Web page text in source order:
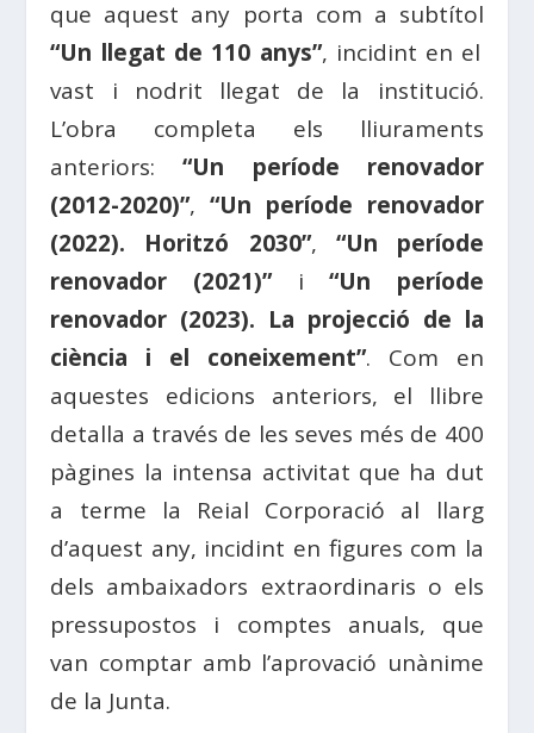
que aquest any porta com a subtítol
“Un llegat de 110 anys”, incidint en el
vast i nodrit llegat de la institució.
L’obra completa els lliuraments
anteriors:“Un període renovador
(2012-2020)”,“Un període renovador
(2022). Horitzó 2030”, “Un període
renovador (2021)”i“Un període
renovador (2023). La projecció de la
ciència i el coneixement”. Com en
aquestes edicions anteriors, el llibre
detalla a través de les seves més de 400
pàgines la intensa activitat que ha dut
a terme la Reial Corporació al llarg
d’aquest any, incidint en figures com la
dels ambaixadors extraordinaris o els
pressupostos i comptes anuals, que
van comptar amb l’aprovació unànime
de la Junta.